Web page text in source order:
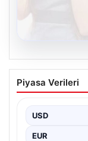
Kelebek
Güvenli
kurması ciddi
birçok…
Piyasa Verileri
USD
EUR